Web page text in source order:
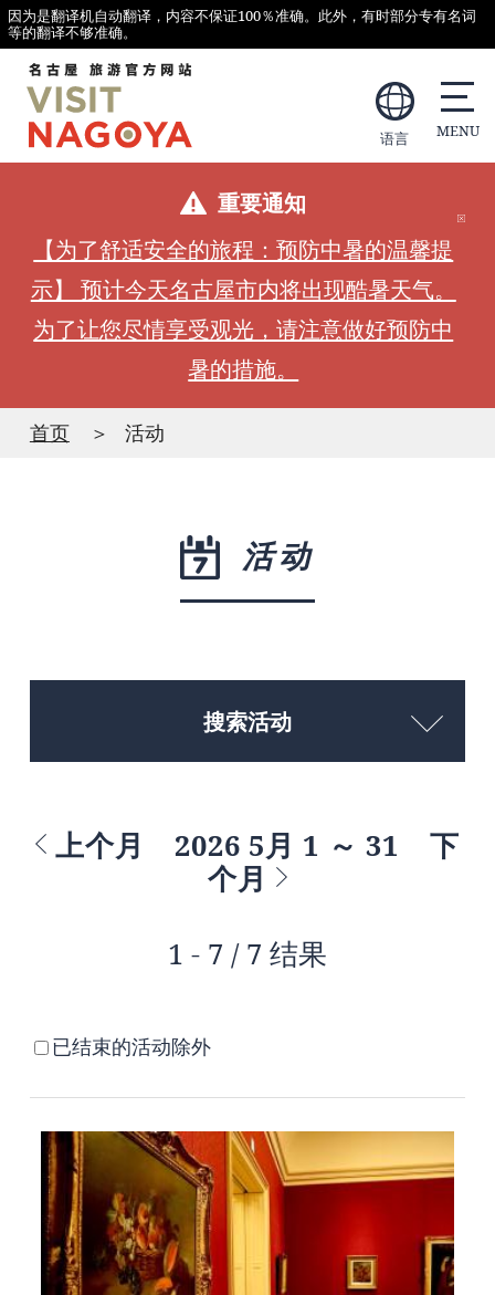
因为是翻译机自动翻译，内容不保证100％准确。此外，有时部分专有名词
等的翻译不够准确。
语言
重要通知
【为了舒适安全的旅程：预防中暑的温馨提
示】 预计今天名古屋市内将出现酷暑天气。
为了让您尽情享受观光，请注意做好预防中
暑的措施。
首页 活动
活动
搜索活动
上个月 2026 5月 1 ～ 31
下
个月
1 - 7 / 7 结果
已结束的活动除外